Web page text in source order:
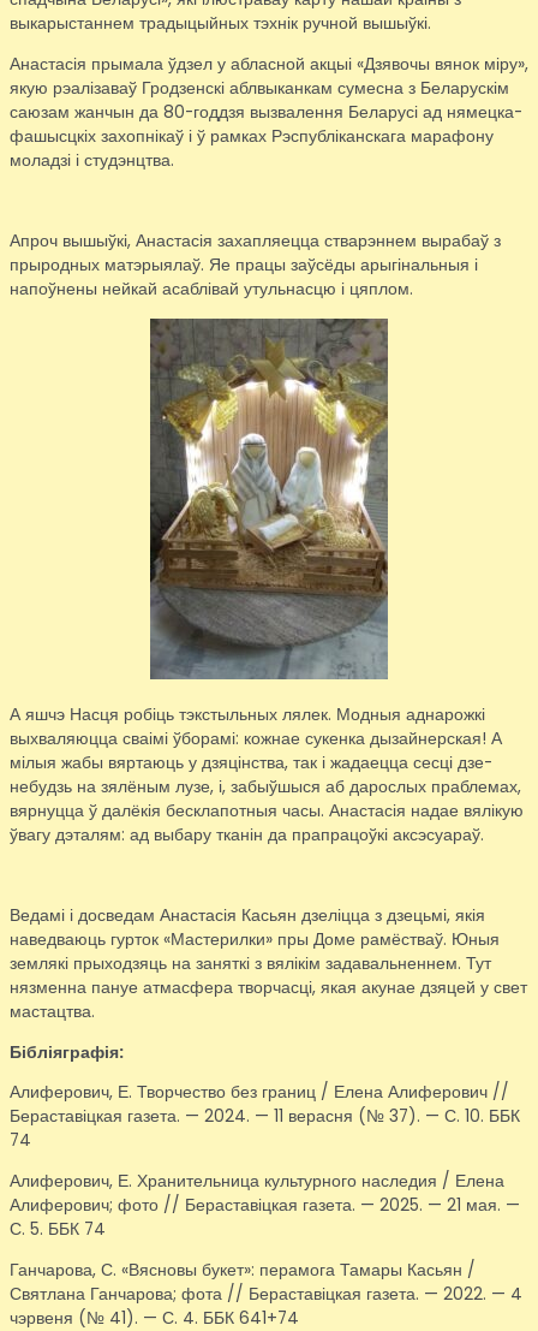
выкарыстаннем традыцыйных тэхнік ручной вышыўкі.
Анастасія прымала ўдзел у абласной акцыі «Дзявочы вянок міру»,
якую рэалізаваў Гродзенскі аблвыканкам сумесна з Беларускім
саюзам жанчын да 80-годдзя вызвалення Беларусі ад нямецка-
фашысцкіх захопнікаў і ў рамках Рэспубліканскага марафону
моладзі і студэнцтва.
Апроч вышыўкі, Анастасія захапляецца стварэннем вырабаў з
прыродных матэрыялаў. Яе працы заўсёды арыгінальныя і
напоўнены нейкай асаблівай утульнасцю і цяплом.
А яшчэ Насця робіць тэкстыльных лялек. Модныя аднарожкі
выхваляюцца сваімі ўборамі: кожнае сукенка дызайнерская! А
мілыя жабы вяртаюць у дзяцінства, так і жадаецца сесці дзе-
небудзь на зялёным лузе, і, забыўшыся аб дарослых праблемах,
вярнуцца ў далёкія бесклапотныя часы. Анастасія надае вялікую
ўвагу дэталям: ад выбару тканін да прапрацоўкі аксэсуараў.
Ведамі і досведам Анастасія Касьян дзеліцца з дзецьмі, якія
наведваюць гурток «Мастерилки» пры Доме рамёстваў. Юныя
землякі прыходзяць на заняткі з вялікім задавальненнем. Тут
нязменна пануе атмасфера творчасці, якая акунае дзяцей у свет
мастацтва.
Бібліяграфія:
Алиферович, Е. Творчество без границ / Елена Алиферович //
Бераставіцкая газета. — 2024. — 11 верасня (№ 37). — С. 10. ББК
74
Алиферович, Е. Хранительница культурного наследия / Елена
Алиферович; фото // Бераставіцкая газета. — 2025. — 21 мая. —
С. 5. ББК 74
Ганчарова, С. «Вясновы букет»: перамога Тамары Касьян /
Святлана Ганчарова; фота // Бераставіцкая газета. — 2022. — 4
чэрвеня (№ 41). — С. 4. ББК 641+74